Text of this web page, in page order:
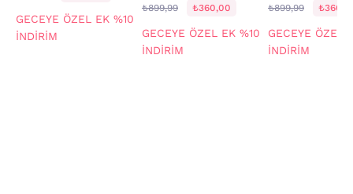
GECEYE ÖZEL EK %10
İNDİRİM
₺899,99 ₺360,00
GECEYE ÖZEL EK %10
İNDİRİM
₺899,99
GECEYE ÖZEL
İNDİRİM